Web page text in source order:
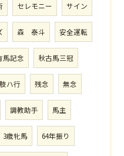
セレモニー サイン
森 泰斗 安全運転
馬記念 秋古馬三冠
ハ行 残念 無念
調教助手 馬主
3歳牝馬 64年振り